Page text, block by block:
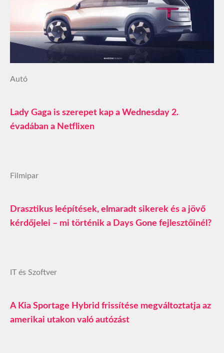
Autó
Lady Gaga is szerepet kap a Wednesday 2.
évadában a Netflixen
Filmipar
Drasztikus leépítések, elmaradt sikerek és a jövő
kérdőjelei – mi történik a Days Gone fejlesztőinél?
IT és Szoftver
A Kia Sportage Hybrid frissítése megváltoztatja az
amerikai utakon való autózást